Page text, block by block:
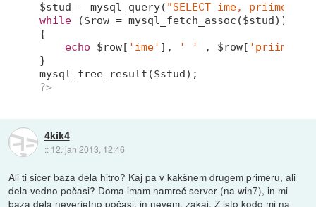
$stud = mysql_query( "SELECT ime, priimek
while ($row = mysql_fetch_assoc($stud))
{
echo $row[ 'ime' ], ' ' , $row[ 'priimek'
}
?>
4kik4
:: 12. jan 2013, 12:46
Ali ti sicer baza dela hitro? Kaj pa v kakšnem drugem primeru, ali
dela vedno počasi? Doma imam namreč server (na win7), in mi
baza dela neverjetno počasi, in nevem, zakaj. Z isto kodo mi na